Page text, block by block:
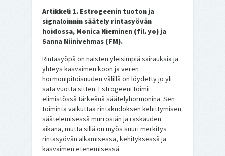
Artikkeli 1. Estrogeenin tuoton ja
signaloinnin säätely rintasyövän
hoidossa, Monica Nieminen (fil. yo) ja
Sanna Niinivehmas (FM).
Rintasyöpä on naisten yleisimpiä sairauksia ja
yhteys kasvaimen koon ja veren
hormonipitoisuuden välillä on löydetty jo yli
sata vuotta sitten. Estrogeeni toimii
elimistössä tärkeänä säätelyhormonina. Sen
toiminta vaikuttaa rintakudoksen kehittymisen
säätelemisessä murrosiän ja raskauden
aikana, mutta sillä on myös suuri merkitys
rintasyövän alkamisessa, kehityksessä ja
kasvaimen etenemisessä.